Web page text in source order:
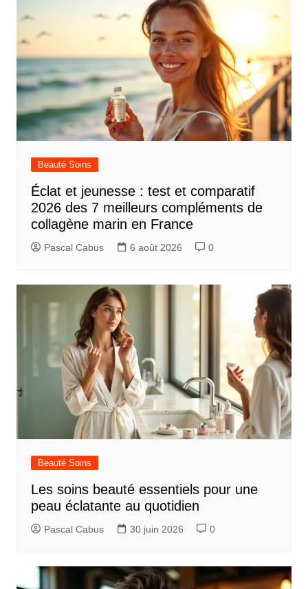
a
t
i
o
n
t
l
Beauté Soins
Éclat et jeunesse : test et comparatif
2026 des 7 meilleurs compléments de
collagène marin en France
Pascal Cabus 6 août 2026 0
Beauté Soins
Les soins beauté essentiels pour une
peau éclatante au quotidien
Pascal Cabus 30 juin 2026 0